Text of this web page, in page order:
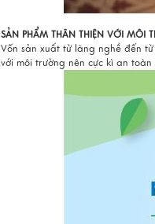
SẢN PHẨM THÂN THIỆN VỚI MÔI
Vốn sản xuất từ làng nghề đến
với môi trường nên cực kì an